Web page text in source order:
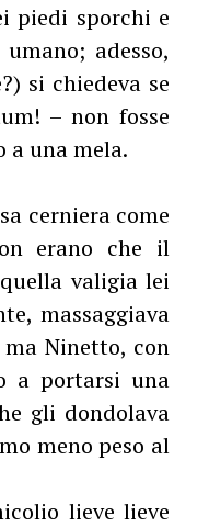
piedi sporchi e
adesso,
si chiedeva se
– non fosse
una mela.
cerniera come
erano che il
valigia lei
massaggiava
Ninetto, con
a portarsi una
gli dondolava
meno peso al
lieve lieve